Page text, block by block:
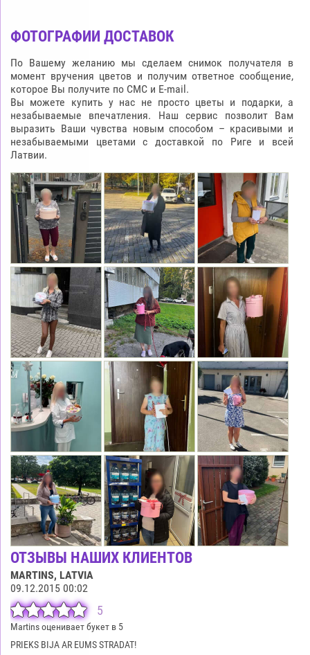
ФОТОГРАФИИ ДОСТАВОК
По Вашему желанию мы сделаем снимок получателя в
момент вручения цветов и получим ответное сообщение,
которое Вы получите по СМС и E-mail.
Вы можете купить у нас не просто цветы и подарки, а
незабываемые впечатления. Наш сервис позволит Вам
выразить Ваши чувства новым способом – красивыми и
незабываемыми цветами с доставкой по Риге и всей
Латвии.
ОТЗЫВЫ НАШИХ КЛИЕНТОВ
MARTINS, LATVIA
09.12.2015 00:02
5
Martins оценивает букет в 5
PRIEKS BIJA AR EUMS STRADAT!